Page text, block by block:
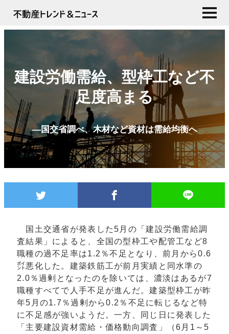
建設労働需給、型枠工など不
足度高まる
―国交省調べ、木材など資材は需給均衡へ
国土交通省が発表した5月の「建設労働需給調
査結果」によると、全国の型枠工や配管工など8
職種の過不足率は1.2％不足となり、前月から0.6
㌽悪化した。建築鉄筋工が前月実績と同水準の
2.0％過剰となったのを除いては、濃淡はあるが7
職種すべてで人手不足が進んだ。建築型枠工が昨
年5月の1.7％過剰から0.2％不足に転じるなど特
に不足感が強いようだ。一方、同じ日に発表した
「主要建設資材需給・価格動向調査」（6月1～5